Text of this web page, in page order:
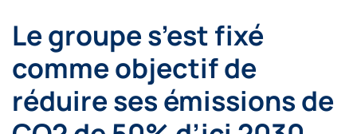
Le groupe s’est fixé
comme objectif de
réduire ses émissions de